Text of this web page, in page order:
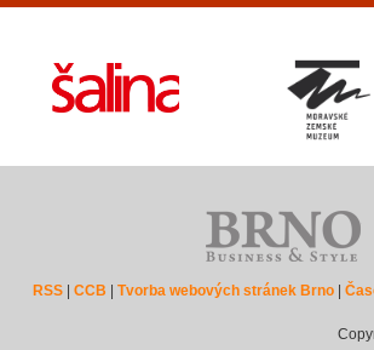
RSS |CCB |Tvorba webových stránek Brno |